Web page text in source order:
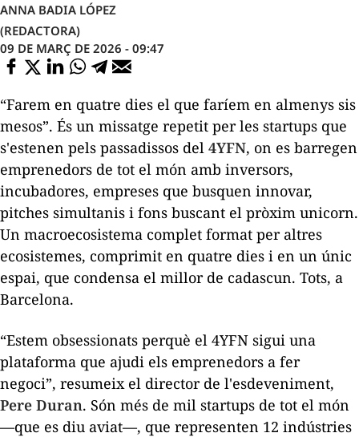
ANNA BADIA LÓPEZ
(REDACTORA)
09 DE MARÇ DE 2026 - 09:47
“Farem en quatre dies el que faríem en almenys sis
mesos”. És un missatge repetit per les startups que
s'estenen pels passadissos del 4YFN, on es barregen
emprenedors de tot el món amb inversors,
incubadores, empreses que busquen innovar,
pitches simultanis i fons buscant el pròxim unicorn.
Un macroecosistema complet format per altres
ecosistemes, comprimit en quatre dies i en un únic
espai, que condensa el millor de cadascun. Tots, a
Barcelona.
“Estem obsessionats perquè el 4YFN sigui una
plataforma que ajudi els emprenedors a fer
negoci”, resumeix el director de l'esdeveniment,
Pere Duran. Són més de mil startups de tot el món
—que es diu aviat—, que representen 12 indústries